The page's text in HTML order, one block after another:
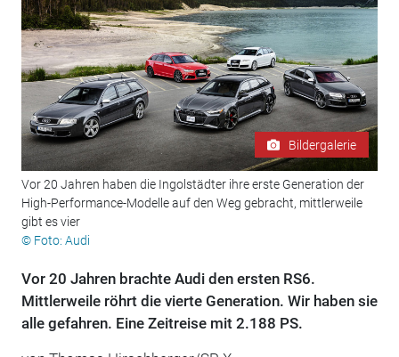
Bildergalerie
Vor 20 Jahren haben die Ingolstädter ihre erste Generation der
High-Performance-Modelle auf den Weg gebracht, mittlerweile
gibt es vier
© Foto: Audi
Vor 20 Jahren brachte Audi den ersten RS6.
Mittlerweile röhrt die vierte Generation. Wir haben sie
alle gefahren. Eine Zeitreise mit 2.188 PS.